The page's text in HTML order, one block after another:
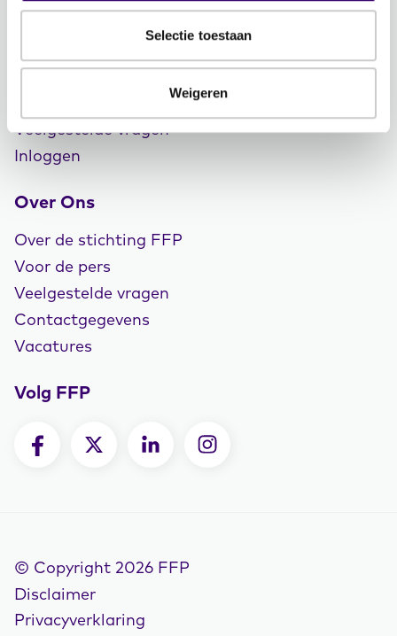
Selectie toestaan
Weigeren
Word CFP® professional
CFP® keurmerk en register
Veelgestelde vragen
Inloggen
Over Ons
Over de stichting FFP
Voor de pers
Veelgestelde vragen
Contactgegevens
Vacatures
Volg FFP
© Copyright 2026 FFP
Disclaimer
Privacyverklaring